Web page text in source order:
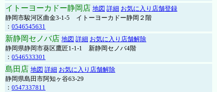
イトーヨーカドー静岡店 地図 詳細 お気に入り店舗登録
静岡市駿河区曲金3-1-5 イトーヨーカドー静岡２階
： 0546545631
新静岡セノバ店 地図 詳細 お気に入り店舗解除
静岡県静岡市葵区鷹匠1-1-1 新静岡セノバ4階
： 0546533301
島田店 地図 詳細 お気に入り店舗解除
静岡県島田市阿知ヶ谷63-29
： 0547337811